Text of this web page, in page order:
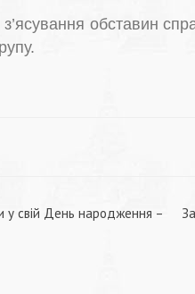
обставин
у свій День народження –